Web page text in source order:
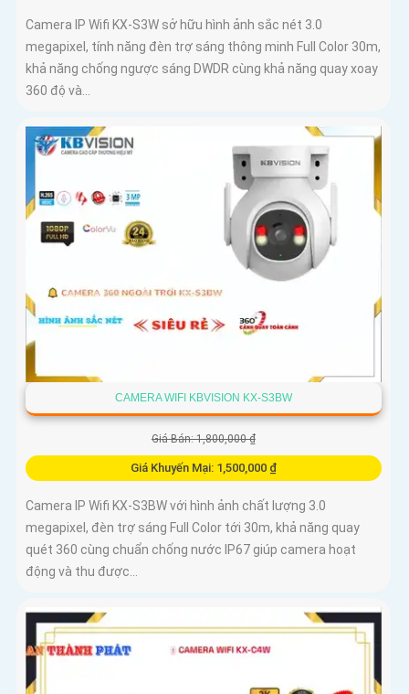
Camera IP Wifi KX-S3W sở hữu hình ảnh sắc nét 3.0
megapixel, tính năng đèn trợ sáng thông minh Full Color 30m,
khả năng chống ngược sáng DWDR cùng khả năng quay xoay
360 độ và...
CAMERA WIFI KBVISION KX-S3BW
Giá Bán: 1,800,000 ₫
Giá Khuyến Mại: 1,500,000 ₫
Camera IP Wifi KX-S3BW với hình ảnh chất lượng 3.0
megapixel, đèn trợ sáng Full Color tới 30m, khả năng quay
quét 360 cùng chuẩn chống nước IP67 giúp camera hoạt
động và thu được...